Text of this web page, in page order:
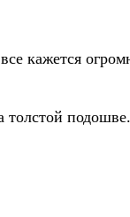
кажется
толстой подошве.